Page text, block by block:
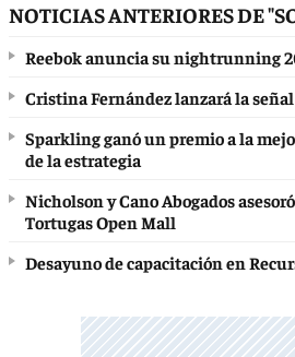
NOTICIAS ANTERIORES DE
Reebok anuncia su nightrunning
Cristina Fernández lanzará la
Sparkling ganó un premio a la
de la estrategia
Nicholson y Cano Abogados
Tortugas Open Mall
Desayuno de capacitación en